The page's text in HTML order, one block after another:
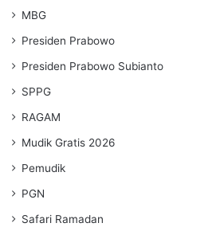
MBG
Presiden Prabowo
Presiden Prabowo Subianto
SPPG
RAGAM
Mudik Gratis 2026
Pemudik
PGN
Safari Ramadan